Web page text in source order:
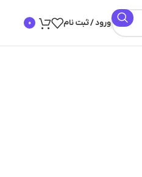
ورود / ثبت نام 0